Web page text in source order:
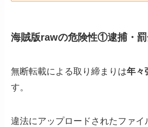
海賊版rawの危険性①逮捕・
無断転載による取り締まりは年々
す。
違法にアップロードされたファイ